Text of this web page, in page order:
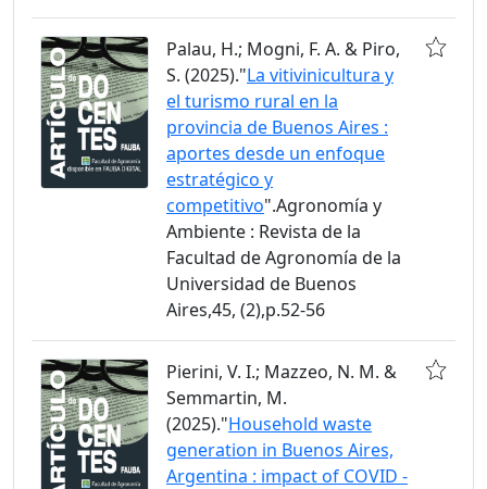
Palau, H.; Mogni, F. A. & Piro,
S. (2025)."La vitivinicultura y
el turismo rural en la
provincia de Buenos Aires :
aportes desde un enfoque
estratégico y
competitivo".Agronomía y
Ambiente : Revista de la
Facultad de Agronomía de la
Universidad de Buenos
Aires,45, (2),p.52-56
Pierini, V. I.; Mazzeo, N. M. &
Semmartin, M.
(2025)."Household waste
generation in Buenos Aires,
Argentina : impact of COVID -